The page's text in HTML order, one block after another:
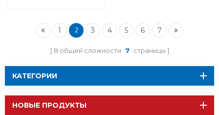
RSBRS02ABRI
1 2 3 4 5 6 7
В общей сложности 7 страницы
КАТЕГОРИИ
НОВЫЕ ПРОДУКТЫ